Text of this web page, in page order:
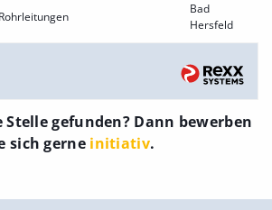
Bad
Hersfeld
Stelle gefunden? Dann bewerben
sich gerne initiativ.